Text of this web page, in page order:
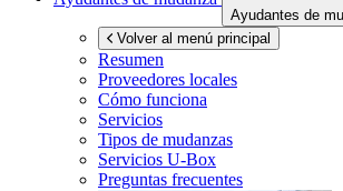
Ayudantes de
Volver al menú principal
Resumen
Proveedores locales
Cómo funciona
Servicios
Tipos de mudanzas
Servicios U-Box
Preguntas frecuentes